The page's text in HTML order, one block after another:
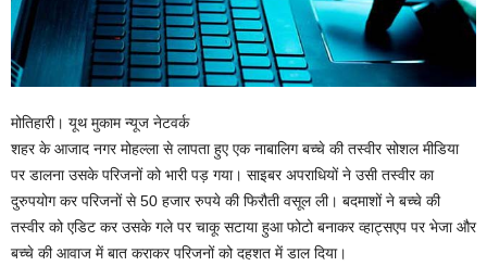
मोतिहारी। यूथ मुकाम न्यूज नेटवर्क
शहर के आजाद नगर मोहल्ला से लापता हुए एक नाबालिग बच्चे की तस्वीर सोशल मीडिया
पर डालना उसके परिजनों को भारी पड़ गया। साइबर अपराधियों ने उसी तस्वीर का
दुरुपयोग कर परिजनों से 50 हजार रुपये की फिरौती वसूल ली। बदमाशों ने बच्चे की
तस्वीर को एडिट कर उसके गले पर चाकू सटाया हुआ फोटो बनाकर व्हाट्सएप पर भेजा और
बच्चे की आवाज में बात कराकर परिजनों को दहशत में डाल दिया।